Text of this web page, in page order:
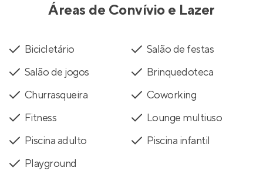
Áreas de Convívio e Lazer
Bicicletário
Salão de festas
Salão de jogos
Brinquedoteca
Churrasqueira
Coworking
Fitness
Lounge multiuso
Piscina adulto
Piscina infantil
Playground